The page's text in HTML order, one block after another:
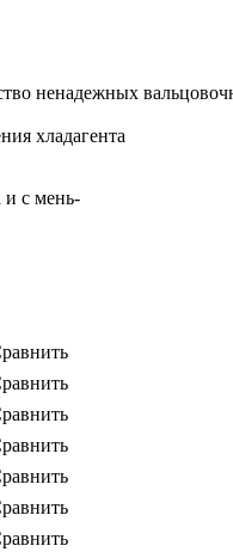
ненадежных
хладагента
и с мень-